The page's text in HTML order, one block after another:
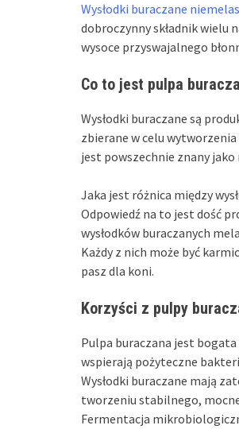
Wysłodki buraczane
dobroczynny składnik wielu
wysoce przyswajalnego
Co to jest pulpa
Wysłodki buraczane są
zbierane w celu wytworzenia
jest powszechnie znany
Jaka jest różnica między
Odpowiedź na to jest dość
wysłodków buraczanych
Każdy z nich może być
pasz dla koni.
Korzyści z pulpy
Pulpa buraczana jest
wspierają pożyteczne
Wysłodki buraczane mają
tworzeniu stabilnego,
Fermentacja